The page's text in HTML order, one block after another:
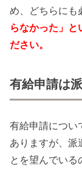
め、どちらにも
らなかった」と
ださい。
有給申請は
有給申請につい
ありますが、派
とを望んでいる